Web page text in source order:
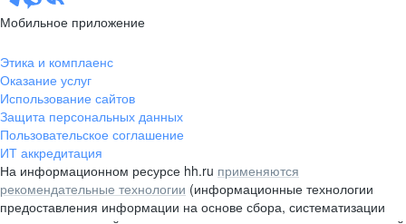
Мобильное приложение
Этика и комплаенс
Оказание услуг
Использование сайтов
Защита персональных данных
Пользовательское соглашение
ИТ аккредитация
На информационном ресурсе hh.ru применяются
рекомендательные технологии (информационные технологии
предоставления информации на основе сбора, систематизации